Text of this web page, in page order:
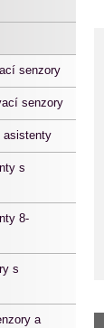
senzory
senzory
asistenty
s
8-
s
a